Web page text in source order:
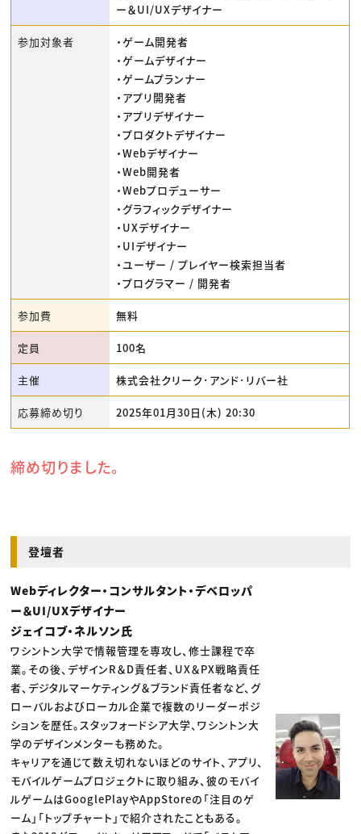
ー＆UI/UXデザイナー
参加対象者
・ゲーム開発者
・ゲームデザイナー
・ゲームプランナー
・アプリ開発者
・アプリデザイナー
・プロダクトデザイナー
・Webデザイナー
・Web開発者
・Webプロデューサー
・グラフィックデザイナー
・UXデザイナー
・UIデザイナー
・ユーザー / プレイヤー検索担当者
・プログラマー / 開発者
参加費 無料
定員 100名
主催 株式会社クリーク･アンド･リバー社
応募締め切り 2025年01月30日(木) 20:30
締め切りました。
登壇者
Webディレクター・コンサルタント・デベロッパ
ー＆UI/UXデザイナー
ジェイコブ・ネルソン氏
ワシントン大学で情報管理を専攻し、修士課程で卒
業。その後、デザインR＆D責任者、UX＆PX戦略責任
者、デジタルマーケティング＆ブランド責任者など、グ
ローバルおよびローカル企業で複数のリーダーポジ
ションを歴任。スタッフォードシア大学、ワシントン大
学のデザインメンターも務めた。
キャリアを通じて数え切れないほどのサイト、アプリ、
モバイルゲームプロジェクトに取り組み、彼のモバイ
ルゲームはGooglePlayやAppStoreの「注目のゲ
ーム」「トップチャート」で紹介されたこともある。